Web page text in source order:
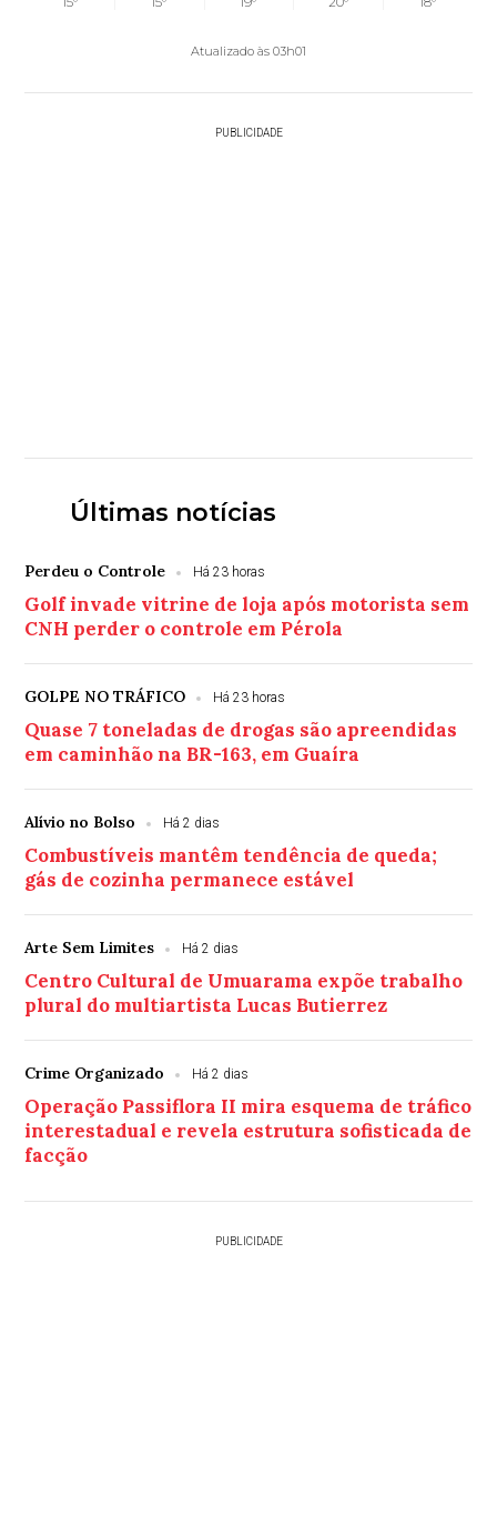
Atualizado às 03h01
PUBLICIDADE
Últimas notícias
Perdeu o Controle Há 23 horas
Golf invade vitrine de loja após motorista sem
CNH perder o controle em Pérola
GOLPE NO TRÁFICO Há 23 horas
Quase 7 toneladas de drogas são apreendidas
em caminhão na BR-163, em Guaíra
Alívio no Bolso Há 2 dias
Combustíveis mantêm tendência de queda;
gás de cozinha permanece estável
Arte Sem Limites Há 2 dias
Centro Cultural de Umuarama expõe trabalho
plural do multiartista Lucas Butierrez
Crime Organizado Há 2 dias
Operação Passiflora II mira esquema de tráfico
interestadual e revela estrutura sofisticada de
facção
PUBLICIDADE